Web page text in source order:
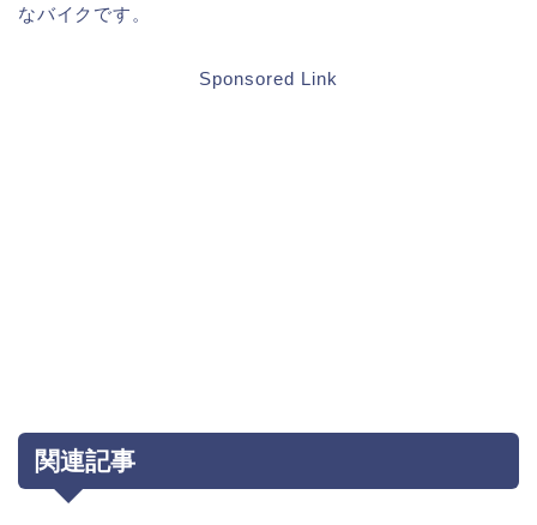
なバイクです。
Sponsored Link
関連記事